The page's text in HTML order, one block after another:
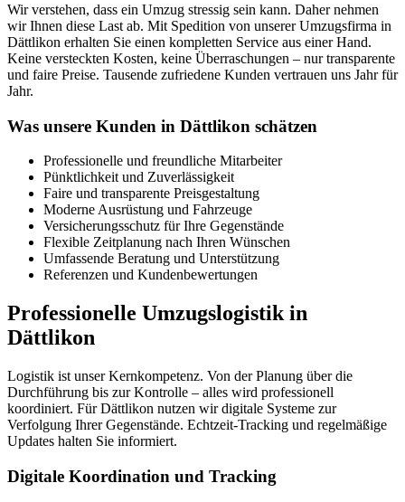
Wir verstehen, dass ein Umzug stressig sein kann. Daher nehmen
wir Ihnen diese Last ab. Mit Spedition von unserer Umzugsfirma in
Dättlikon erhalten Sie einen kompletten Service aus einer Hand.
Keine versteckten Kosten, keine Überraschungen – nur transparente
und faire Preise. Tausende zufriedene Kunden vertrauen uns Jahr für
Jahr.
Was unsere Kunden in Dättlikon schätzen
Professionelle und freundliche Mitarbeiter
Pünktlichkeit und Zuverlässigkeit
Faire und transparente Preisgestaltung
Moderne Ausrüstung und Fahrzeuge
Versicherungsschutz für Ihre Gegenstände
Flexible Zeitplanung nach Ihren Wünschen
Umfassende Beratung und Unterstützung
Referenzen und Kundenbewertungen
Professionelle Umzugslogistik in
Dättlikon
Logistik ist unser Kernkompetenz. Von der Planung über die
Durchführung bis zur Kontrolle – alles wird professionell
koordiniert. Für Dättlikon nutzen wir digitale Systeme zur
Verfolgung Ihrer Gegenstände. Echtzeit-Tracking und regelmäßige
Updates halten Sie informiert.
Digitale Koordination und Tracking